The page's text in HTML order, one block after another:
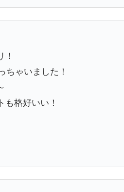
ちゃいました！
格好いい！